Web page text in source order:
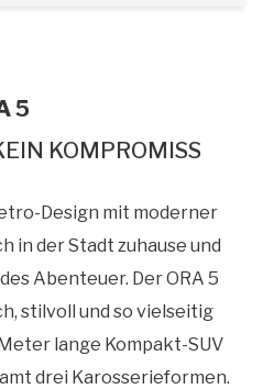
5
KOMPROMISS
Design mit moderner
in der Stadt zuhause und
Abenteuer. Der ORA 5
stilvoll und so vielseitig
lange Kompakt-SUV
drei Karosserieformen.